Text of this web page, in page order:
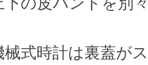
計は裏蓋がス